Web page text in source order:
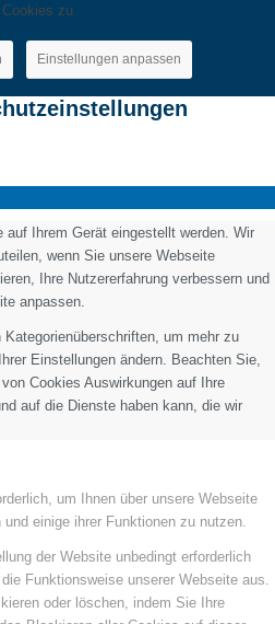
zu.
Einstellungen anpassen
auf Ihrem Gerät eingestellt werden. Wir
wenn Sie unsere Webseite
Ihre Nutzererfahrung verbessern und
anpassen.
um mehr zu
Einstellungen ändern. Beachten Sie,
Cookies Auswirkungen auf Ihre
auf die Dienste haben kann, die wir
um Ihnen über unsere Webseite
einige ihrer Funktionen zu nutzen.
der Website unbedingt erforderlich
Funktionsweise unserer Webseite aus.
oder löschen, indem Sie Ihre